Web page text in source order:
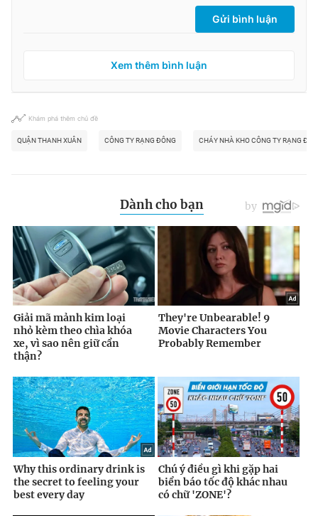
Gửi bình luận
Xem thêm bình luận
Khám phá thêm chủ đề
QUẬN THANH XUÂN CÔNG TY RẠNG ĐÔNG CHÁY NHÀ KHO CÔNG TY RẠNG